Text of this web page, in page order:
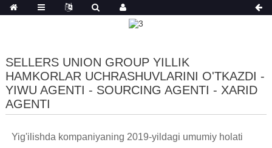
SELLERS UNION GROUP YILLIK
HAMKORLAR UCHRASHUVLARINI O'TKAZDI -
YIWU AGENTI - SOURCING AGENTI - XARID
AGENTI
Yig'ilishda kompaniyaning 2019-yildagi umumiy holati